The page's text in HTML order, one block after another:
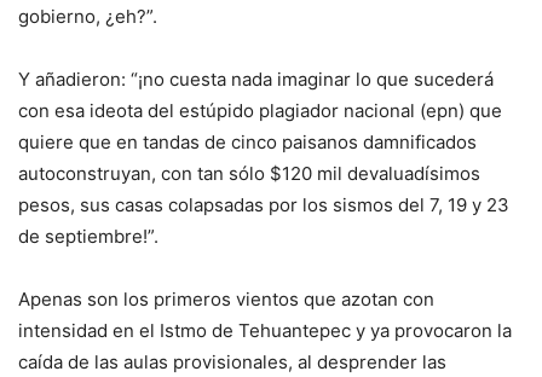
gobierno, ¿eh?”.
Y añadieron: “¡no cuesta nada imaginar lo que sucederá
con esa ideota del estúpido plagiador nacional (epn) que
quiere que en tandas de cinco paisanos damnificados
autoconstruyan, con tan sólo $120 mil devaluadísimos
pesos, sus casas colapsadas por los sismos del 7, 19 y 23
de septiembre!”.
Apenas son los primeros vientos que azotan con
intensidad en el Istmo de Tehuantepec y ya provocaron la
caída de las aulas provisionales, al desprender las